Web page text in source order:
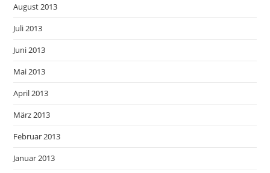
August 2013
Juli 2013
Juni 2013
Mai 2013
April 2013
März 2013
Februar 2013
Januar 2013